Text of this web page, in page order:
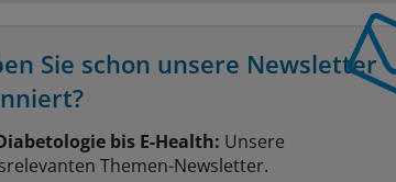
Sie schon unsere Newsletter
bis E-Health: Unsere
Themen-Newsletter.